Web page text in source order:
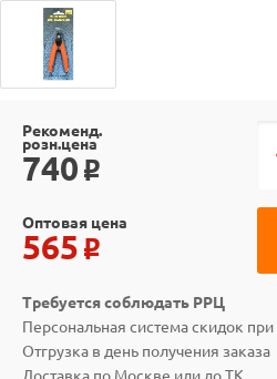
Рекоменд.
розн.цена
740 o
Оптовая цена
565 o
Требуется соблюдать РРЦ
Персональная система скидок
Отгрузка в день получения заказа
Доставка по Москве или до ТК